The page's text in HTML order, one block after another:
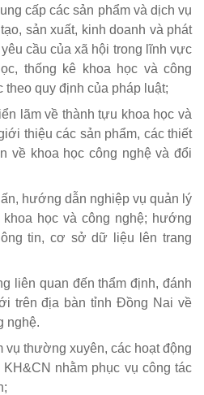
cấp các sản phẩm và dịch vụ
sản xuất, kinh doanh và phát
cầu của xã hội trong lĩnh vực
thống kê khoa học và công
quy định của pháp luật;
lãm về thành tựu khoa học và
thiệu các sản phẩm, các thiết
về khoa học công nghệ và đổi
hướng dẫn nghiệp vụ quản lý
học và công nghệ; hướng
tin, cơ sở dữ liệu lên trang
liên quan đến thẩm định, đánh
trên địa bàn tỉnh Đồng Nai về
nghệ.
vụ thường xuyên, các hoạt động
nhằm phục vụ công tác